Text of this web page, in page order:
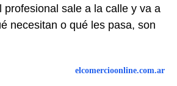
profesional sale a la calle y va a
necesitan o qué les pasa, son
elcomercioonline.com.ar